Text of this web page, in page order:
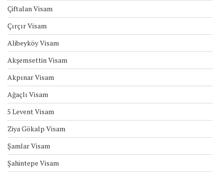
Çiftalan Visam
Çırçır Visam
Alibeyköy Visam
Akşemsettin Visam
Akpınar Visam
Ağaçlı Visam
5 Levent Visam
Ziya Gökalp Visam
Şamlar Visam
Şahintepe Visam